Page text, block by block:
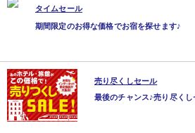
タイムセール
期間限定のお得な価格でお宿を探せます♪
売り尽くしセール
最後のチャンス♪売り尽くし